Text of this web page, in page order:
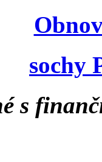
sochy
s